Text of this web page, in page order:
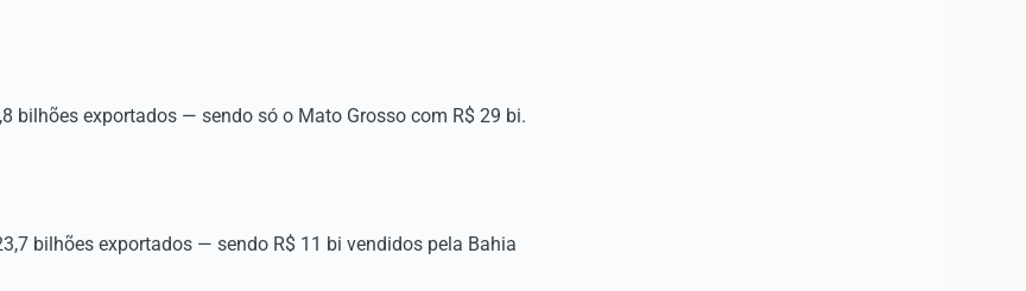
bilhões exportados — sendo só o Mato Grosso com R$ 29 bi.
bilhões exportados — sendo R$ 11 bi vendidos pela Bahia